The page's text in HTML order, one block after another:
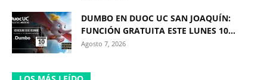
DUMBO EN DUOC UC SAN JOAQUÍN:
FUNCIÓN GRATUITA ESTE LUNES 10...
Agosto 7, 2026